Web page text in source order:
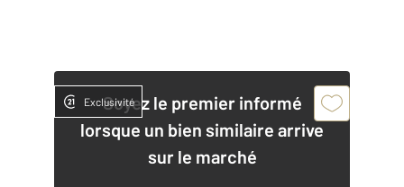
Soyez le premier informé
lorsque un bien similaire arrive
sur le marché
Exclusivité